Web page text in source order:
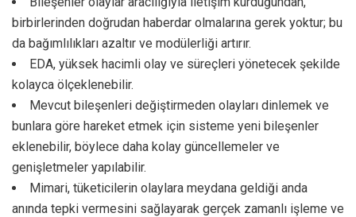
birbirlerinden doğrudan haberdar olmalarına gerek yoktur; bu
da bağımlılıkları azaltır ve modülerliği artırır.
EDA, yüksek hacimli olay ve süreçleri yönetecek şekilde
kolayca ölçeklenebilir.
Mevcut bileşenleri değiştirmeden olayları dinlemek ve
bunlara göre hareket etmek için sisteme yeni bileşenler
eklenebilir, böylece daha kolay güncellemeler ve
genişletmeler yapılabilir.
Mimari, tüketicilerin olaylara meydana geldiği anda
anında tepki vermesini sağlayarak gerçek zamanlı işleme ve